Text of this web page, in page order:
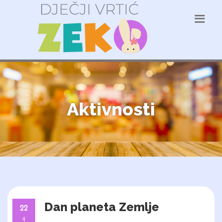
Aktivnosti
22
4
Dan planeta Zemlje